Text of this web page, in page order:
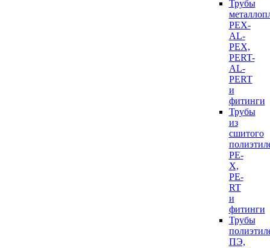
Трубы
PEX-
AL-
PEX,
PERT-
AL-
PERT
и
фитинги
Трубы
из
сшитого
PE-
X,
PE-
RT
и
фитинги
Трубы
ПЭ,